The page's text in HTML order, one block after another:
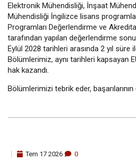
Elektronik Mühendisliği, İnşaat
Mühendisliği İngilizce lisans
Programları Değerlendirme ve
tarafından yapılan değerlendirme
Eylül 2028 tarihleri arasında 2 yıl süre
Bölümlerimiz, aynı tarihleri kapsayan
hak kazandı.
Bölümlerimizi tebrik eder, başarılarının
Tem 17 2026 0